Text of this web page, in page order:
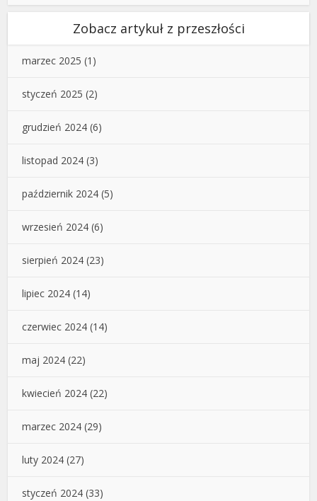
Zobacz artykuł z przeszłości
marzec 2025 (1)
styczeń 2025 (2)
grudzień 2024 (6)
listopad 2024 (3)
październik 2024 (5)
wrzesień 2024 (6)
sierpień 2024 (23)
lipiec 2024 (14)
czerwiec 2024 (14)
maj 2024 (22)
kwiecień 2024 (22)
marzec 2024 (29)
luty 2024 (27)
styczeń 2024 (33)